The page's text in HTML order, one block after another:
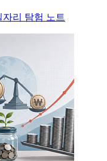
자리 탐험 노트